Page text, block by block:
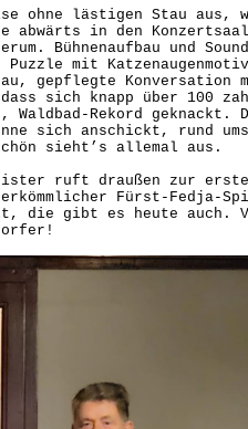
ohne lästigen Stau aus,
abwärts in den
Bühnenaufbau und
mit
gepflegte Konversation
sich knapp über 100
Rekord geknackt.
sich anschickt, rund
sieht’s allemal aus.
ruft draußen zur ersten
Fürst-Fedja-
die gibt es heute auch.